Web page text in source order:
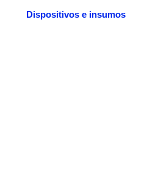
Dispositivos e insumos